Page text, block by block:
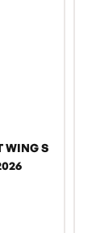
WING S